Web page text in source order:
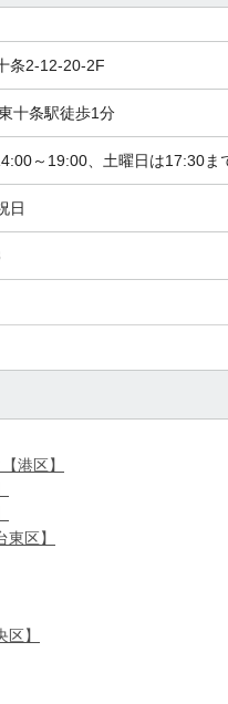
条2-12-20-2F
十条駅徒歩1分
～19:00、土曜日は17:30ま
日
港区】
区】
】